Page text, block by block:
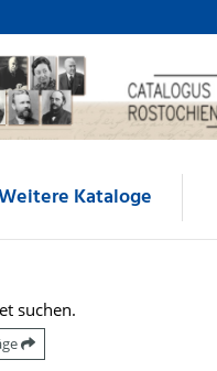
Kataloge
suchen.